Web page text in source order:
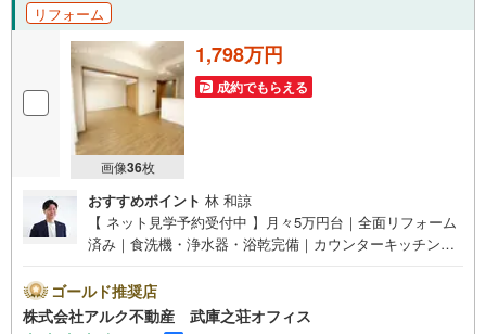
リフォーム
画像36枚
1,798万円
成約でもらえる
おすすめポイント 林 和諒
【 ネット見学予約受付中 】月々5万円台｜全面リフォーム
済み｜食洗機・浄水器・浴乾完備｜カウンターキッチン｜5
花駅」徒歩18分！■家族とのコミュニケーション弾むカウ
ンターキッチン！■エレベーター完備のマンション！【 リ
ゴールド推奨店
株式会社アルク不動産 武庫之荘オフィス